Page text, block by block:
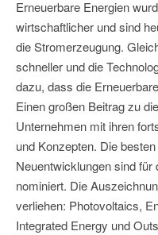
Erneuerbare Energien
wirtschaftlicher und sind
die Stromerzeugung.
schneller und die
dazu, dass die
Einen großen Beitrag zu
Unternehmen mit ihren
und Konzepten. Die
Neuentwicklungen sind
nominiert. Die
verliehen: Photovoltaics,
Integrated Energy und